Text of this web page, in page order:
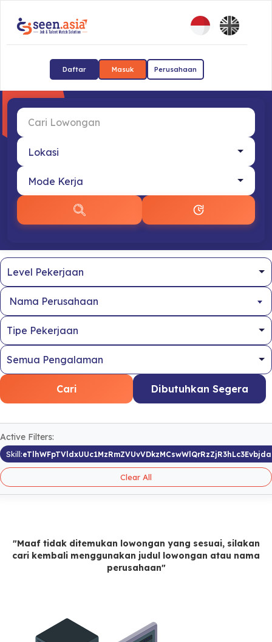
Daftar Masuk Perusahaan
Nama Perusahaan
Cari Dibutuhkan Segera
Active Filters:
Skill:
Clear All
"Maaf tidak ditemukan lowongan yang sesuai, silakan
cari kembali menggunakan judul lowongan atau nama
perusahaan"